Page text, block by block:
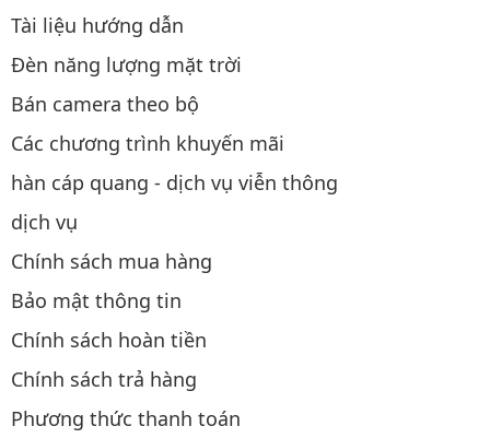
Tài liệu hướng dẫn
Đèn năng lượng mặt trời
Bán camera theo bộ
Các chương trình khuyến mãi
hàn cáp quang - dịch vụ viễn thông
dịch vụ
Chính sách mua hàng
Bảo mật thông tin
Chính sách hoàn tiền
Chính sách trả hàng
Phương thức thanh toán